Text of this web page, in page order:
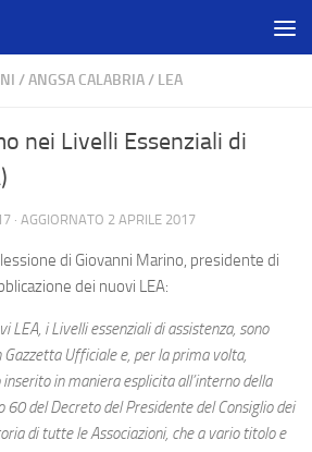
/ANGSA CALABRIA/ LEA
nei Livelli Essenziali di
· AGGIORNATO 2 APRILE 2017
di Giovanni Marino, presidente di
dei nuovi LEA:
LEA, i Livelli essenziali di assistenza, sono
Ufficiale e, per la prima volta,
in maniera esplicita all’interno della
60 del Decreto del Presidente del Consiglio dei
di tutte le Associazioni, che a vario titolo e